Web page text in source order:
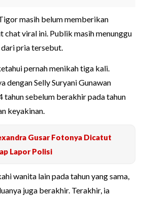
masih belum memberikan
viral ini. Publik masih menunggu
pria tersebut.
pernah menikah tiga kali.
dengan Selly Suryani Gunawan
tahun sebelum berakhir pada tahun
keyakinan.
Gusar Fotonya Dicatut
Lapor Polisi
wanita lain pada tahun yang sama,
juga berakhir. Terakhir, ia